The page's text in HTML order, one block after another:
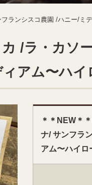
ランシスコ農園 /ハニー/ミ
/ラ・カソ
アム〜ハイ
＊＊NEW＊
ナ/ サンフラ
アム〜ハイロ